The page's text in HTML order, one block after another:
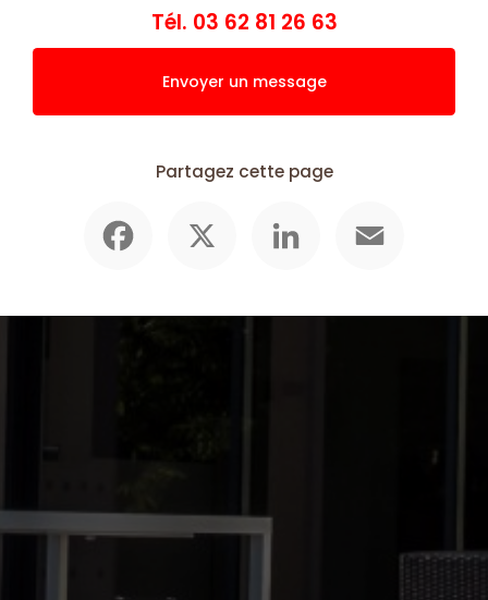
Tél. 03 62 81 26 63
Envoyer un message
Partagez cette page